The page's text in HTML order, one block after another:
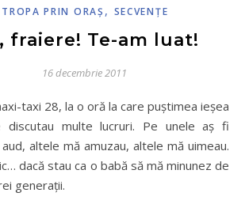
PRIN ORAŞ , SECVENŢE
fraiere! Te-am luat!
16 decembrie 2011
discutau multe lucruri. Pe unele aş fi
altele mă amuzau, altele mă uimeau.
dacă stau ca o babă să mă minunez de
generaţii.